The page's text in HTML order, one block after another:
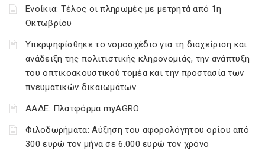
Ενοίκια: Τέλος οι πληρωμές με μετρητά από 1η
Οκτωβρίου
Υπερψηφίσθηκε το νομοσχέδιο για τη διαχείριση και
ανάδειξη της πολιτιστικής κληρονομιάς, την ανάπτυξη
του οπτικοακουστικού τομέα και την προστασία των
πνευματικών δικαιωμάτων
ΑΑΔΕ: Πλατφόρμα myAGRO
Φιλοδωρήματα: Αύξηση του αφορολόγητου ορίου από
300 ευρώ τον μήνα σε 6.000 ευρώ τον χρόνο